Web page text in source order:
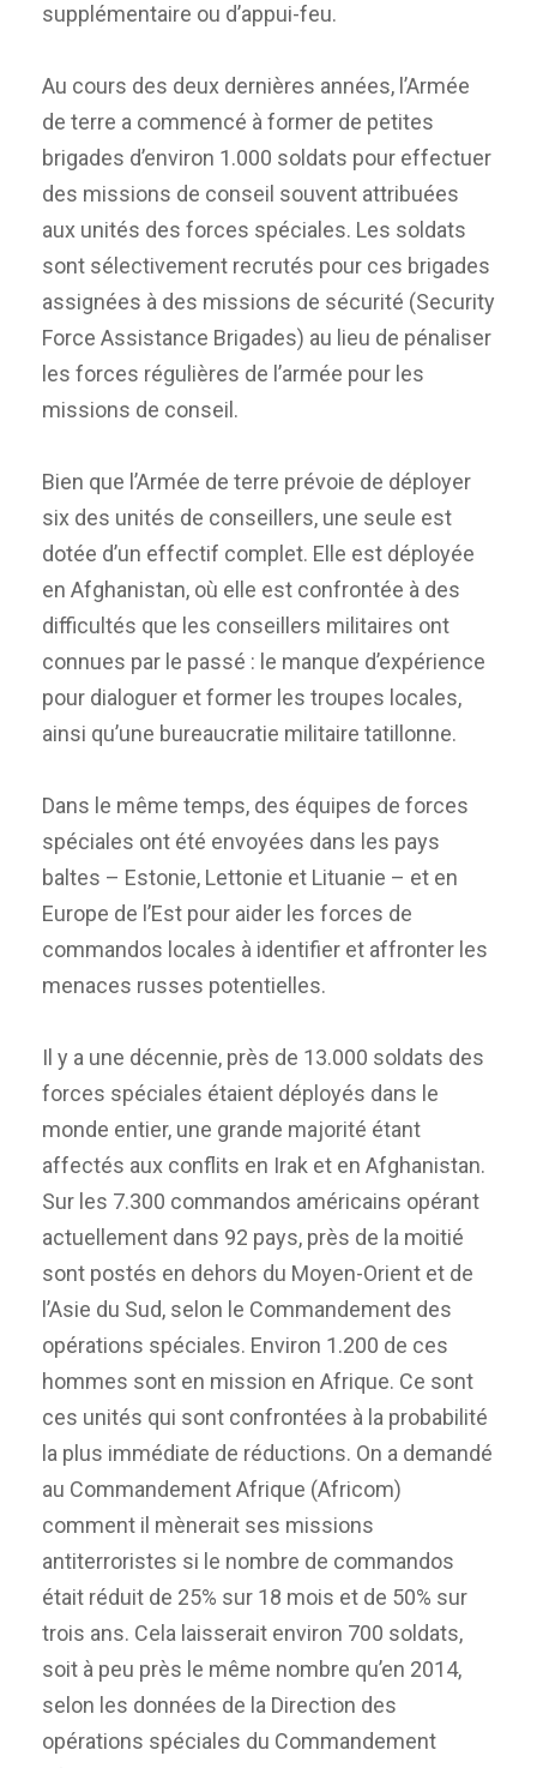
supplémentaire ou d’appui-feu.
Au cours des deux dernières années, l’Armée
de terre a commencé à former de petites
brigades d’environ 1.000 soldats pour effectuer
des missions de conseil souvent attribuées
aux unités des forces spéciales. Les soldats
sont sélectivement recrutés pour ces brigades
assignées à des missions de sécurité (Security
Force Assistance Brigades) au lieu de pénaliser
les forces régulières de l’armée pour les
missions de conseil.
Bien que l’Armée de terre prévoie de déployer
six des unités de conseillers, une seule est
dotée d’un effectif complet. Elle est déployée
en Afghanistan, où elle est confrontée à des
difficultés que les conseillers militaires ont
connues par le passé : le manque d’expérience
pour dialoguer et former les troupes locales,
ainsi qu’une bureaucratie militaire tatillonne.
Dans le même temps, des équipes de forces
spéciales ont été envoyées dans les pays
baltes – Estonie, Lettonie et Lituanie – et en
Europe de l’Est pour aider les forces de
commandos locales à identifier et affronter les
menaces russes potentielles.
Il y a une décennie, près de 13.000 soldats des
forces spéciales étaient déployés dans le
monde entier, une grande majorité étant
affectés aux conflits en Irak et en Afghanistan.
Sur les 7.300 commandos américains opérant
actuellement dans 92 pays, près de la moitié
sont postés en dehors du Moyen-Orient et de
l’Asie du Sud, selon le Commandement des
opérations spéciales. Environ 1.200 de ces
hommes sont en mission en Afrique. Ce sont
ces unités qui sont confrontées à la probabilité
la plus immédiate de réductions. On a demandé
au Commandement Afrique (Africom)
comment il mènerait ses missions
antiterroristes si le nombre de commandos
était réduit de 25% sur 18 mois et de 50% sur
trois ans. Cela laisserait environ 700 soldats,
soit à peu près le même nombre qu’en 2014,
selon les données de la Direction des
opérations spéciales du Commandement